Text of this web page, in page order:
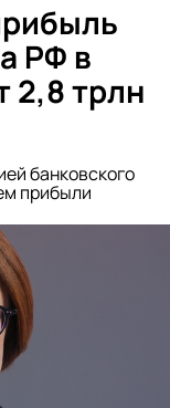
РФ в
2,8 трлн
банковского
прибыли